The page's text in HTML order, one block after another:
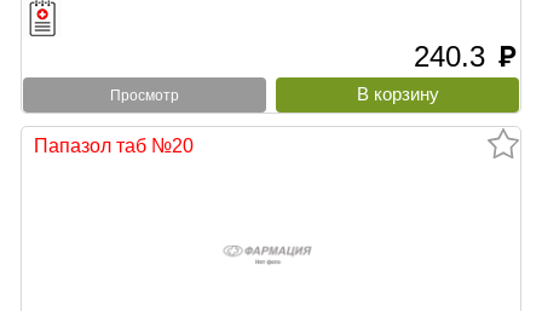
240.3 руб
Просмотр
Папазол таб №20